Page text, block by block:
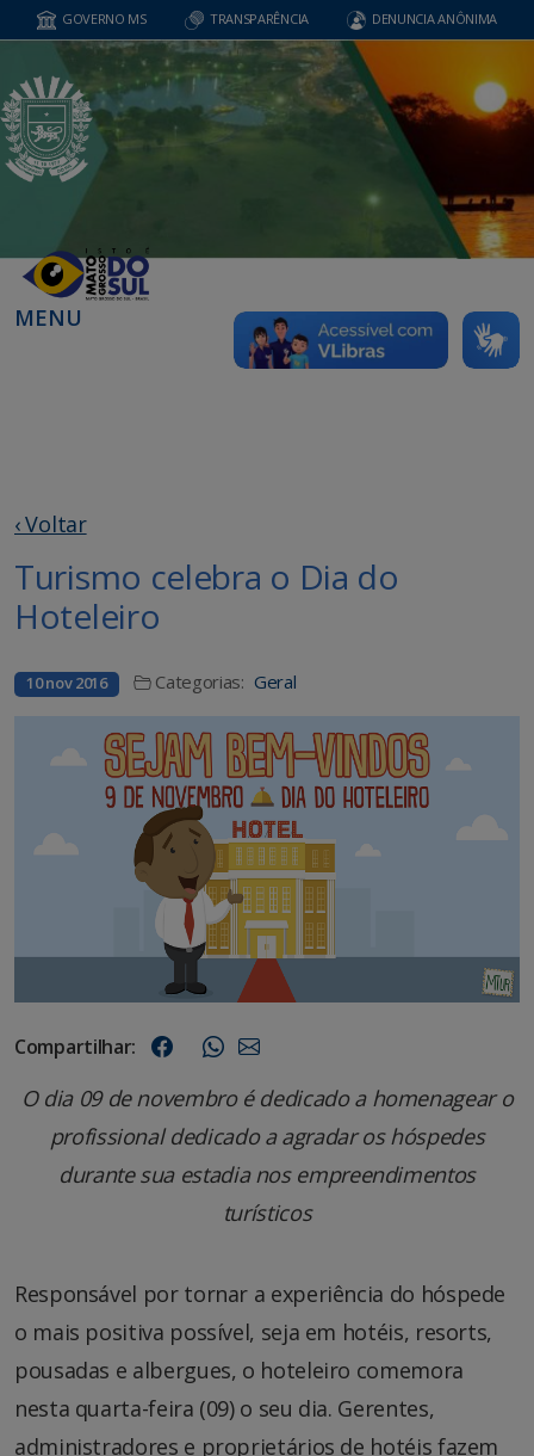
GOVERNO MS TRANSPARÊNCIA DENUNCIA ANÔNIMA
MENU
‹ Voltar
Turismo celebra o Dia do
Hoteleiro
10 nov 2016 Categorias: Geral
Compartilhar:
O dia 09 de novembro é dedicado a homenagear o
profissional dedicado a agradar os hóspedes
durante sua estadia nos empreendimentos
turísticos
Responsável por tornar a experiência do hóspede
o mais positiva possível, seja em hotéis, resorts,
pousadas e albergues, o hoteleiro comemora
nesta quarta-feira (09) o seu dia. Gerentes,
administradores e proprietários de hotéis fazem